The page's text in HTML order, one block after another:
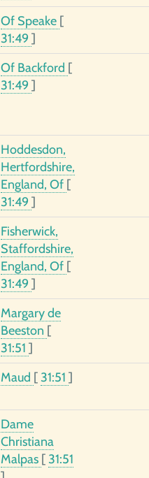
Of Speake [
31:49 ]
Of Backford [
31:49 ]
Hoddesdon,
Hertfordshire,
England, Of [
31:49 ]
Fisherwick,
Staffordshire,
England, Of [
31:49 ]
Margary de
Beeston [
31:51 ]
Maud [ 31:51 ]
Dame
Christiana
Malpas [ 31:51